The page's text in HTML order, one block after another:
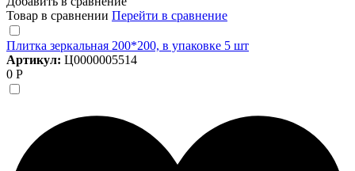
Товар в сравнении Перейти в сравнение
Плитка зеркальная 200*200, в упаковке 5 шт
Артикул: Ц0000005514
0 Р